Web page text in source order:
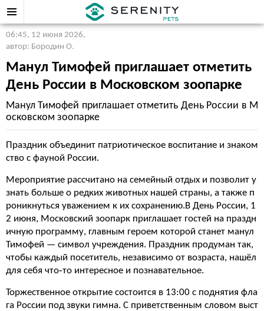
06:45, 12 июня 2026,
автор: Бородин О.
Манул Тимофей приглашает отметить
День России в Московском зоопарке
Манул Тимофей приглашает отметить День России в М
осковском зоопарке
Праздник объединит патриотическое воспитание и знаком
ство с фауной России.
Мероприятие рассчитано на семейный отдых и позволит у
знать больше о редких животных нашей страны, а также п
роникнуться уважением к их сохранению.В День России, 1
2 июня, Московский зоопарк приглашает гостей на праздн
ичную программу, главным героем которой станет манул
Тимофей — символ учреждения. Праздник продуман так,
чтобы каждый посетитель, независимо от возраста, нашёл
для себя что‑то интересное и познавательное.
Торжественное открытие состоится в 13:00 с поднятия фла
га России под звуки гимна. С приветственным словом выст